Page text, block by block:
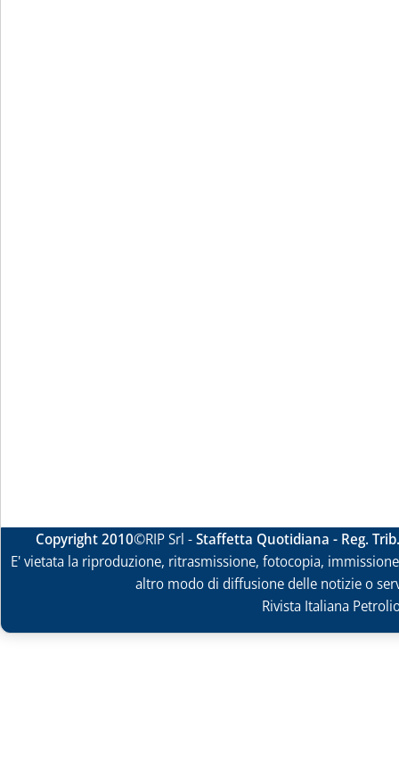
Copyright 2010©RIP Srl -Staffetta Quotidiana - Reg.
E' vietata la riproduzione, ritrasmissione, fotocopia,
altro modo di diffusione delle notizie o
Rivista Italiana